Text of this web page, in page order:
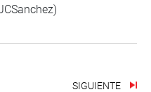
SIGUIENTE